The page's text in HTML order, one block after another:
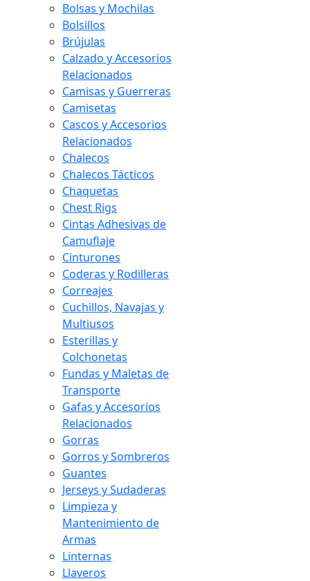
Bolsas y Mochilas
Bolsillos
Brújulas
Calzado y Accesorios
Relacionados
Camisas y Guerreras
Camisetas
Cascos y Accesorios
Relacionados
Chalecos
Chalecos Tácticos
Chaquetas
Chest Rigs
Cintas Adhesivas de
Camuflaje
Cinturones
Coderas y Rodilleras
Correajes
Cuchillos, Navajas y
Multiusos
Esterillas y
Colchonetas
Fundas y Maletas de
Transporte
Gafas y Accesorios
Relacionados
Gorras
Gorros y Sombreros
Guantes
Jerseys y Sudaderas
Limpieza y
Mantenimiento de
Armas
Linternas
Llaveros